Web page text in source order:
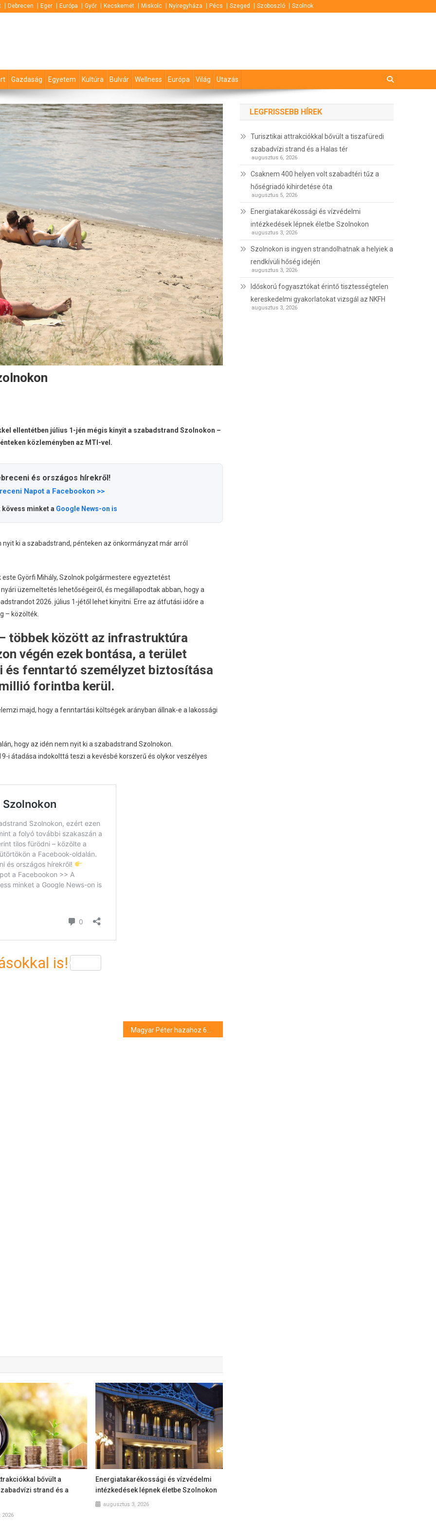
Debrecen Eger Európa Győr Kecskemét Miskolc Nyíregyháza Pécs Szeged Szoboszló Szolnok
Gazdaság Egyetem Kultúra Bulvár Wellness Európa Világ Utazás
ellentétben július 1-jén mégis kinyit a szabadstrand Szolnokon –
közleményben az MTI-vel.
és országos hírekről!
Napot a Facebookon >>
minket a Google News-on is
ki a szabadstrand, pénteken az önkormányzat már arról
Györfi Mihály, Szolnok polgármestere egyeztetést
üzemeltetés lehetőségeiről, és megállapodtak abban, hogy a
2026. július 1-jétől lehet kinyitni. Erre az átfutási időre a
– közölték.
többek között az infrastruktúra
végén ezek bontása, a terület
és fenntartó személyzet biztosítása
forintba kerül.
majd, hogy a fenntartási költségek arányban állnak-e a lakossági
hogy az idén nem nyit ki a szabadstrand Szolnokon.
i átadása indokolttá teszi a kevésbé korszerű és olykor veszélyes
is!
bővült a
strand és a
Energiatakarékossági és vízvédelmi
intézkedések lépnek életbe Szolnokon
augusztus 3, 2026
LEGFRISSEBB HÍREK
Turisztikai attrakciókkal bővült a tiszafüredi
szabadvízi strand és a Halas tér
augusztus 6, 2026
Csaknem 400 helyen volt szabadtéri tűz a
hőségriadó kihirdetése óta
augusztus 5, 2026
Energiatakarékossági és vízvédelmi
intézkedések lépnek életbe Szolnokon
augusztus 3, 2026
Szolnokon is ingyen strandolhatnak a helyiek a
rendkívüli hőség idején
augusztus 3, 2026
Időskorú fogyasztókat érintő tisztességtelen
kereskedelmi gyakorlatokat vizsgál az NKFH
augusztus 3, 2026